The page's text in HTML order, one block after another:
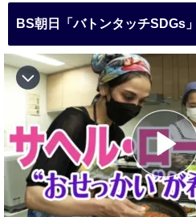
BS朝日「バトンタッチSDGs